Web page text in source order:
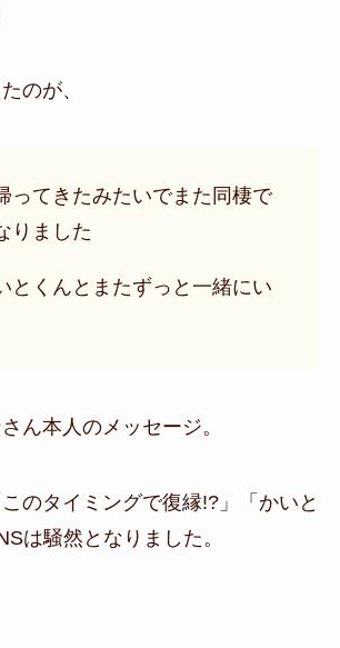
のが、
ってきたみたいでまた同棲で
りました
とくんとまたずっと一緒にい
さん本人のメッセージ。
のタイミングで復縁!?」「かいと
は騒然となりました。